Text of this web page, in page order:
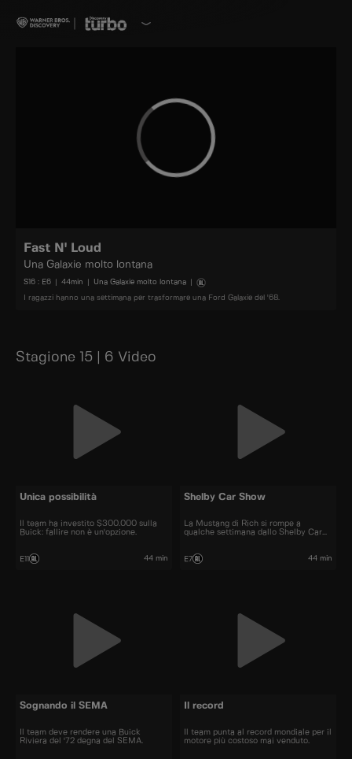
Fast N' Loud
Una Galaxie molto lontana
S16 : E6 44min Una Galaxie molto lontana
I ragazzi hanno una settimana per trasformare una Ford Galaxie del '68.
Stagione 15 | 6 Video
Unica possibilità
Il team ha investito $300.000 sulla
Buick: fallire non è un'opzione.
E11 44 min
Shelby Car Show
La Mustang di Rich si rompe a
qualche settimana dallo Shelby Car
E7 44 min
Sognando il SEMA
Il team deve rendere una Buick
Riviera del '72 degna del SEMA.
Il record
Il team punta al record mondiale per il
motore più costoso mai venduto.